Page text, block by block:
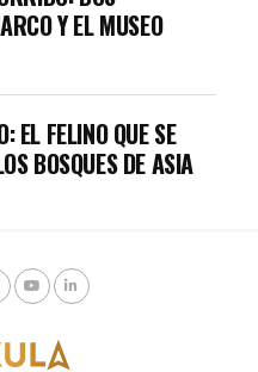
Y EL MUSEO
EL FELINO QUE SE
BOSQUES DE ASIA